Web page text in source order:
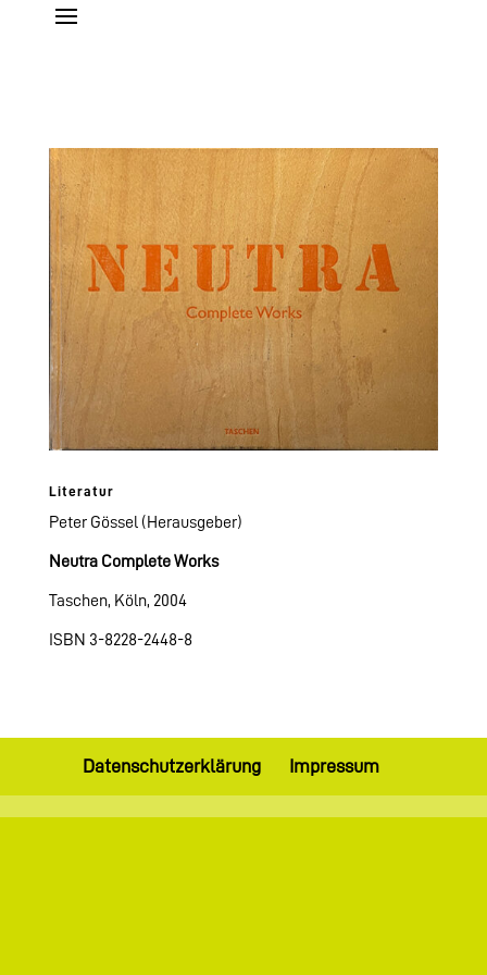
Literatur
Peter Gössel (Herausgeber)
Neutra Complete Works
Taschen, Köln, 2004
ISBN 3-8228-2448-8
Datenschutzerklärung Impressum